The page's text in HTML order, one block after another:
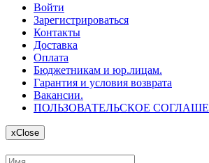
Войти
Зарегистрироваться
Контакты
Доставка
Оплата
Бюджетникам и юр.лицам.
Гарантия и условия возврата
Вакансии.
ПОЛЬЗОВАТЕЛЬСКОЕ
xClose